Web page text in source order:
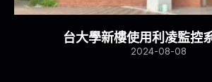
台大學新樓使用利凌監控
2024-08-08